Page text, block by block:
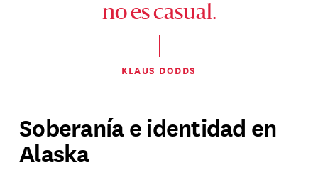
no es casual.
KLAUS DODDS
Soberanía e identidad en
Alaska